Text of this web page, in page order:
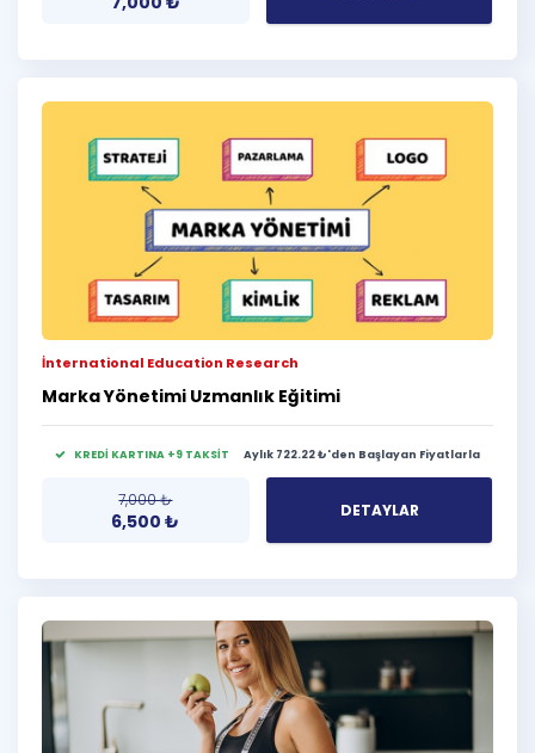
İnternational Education Research
Marka Yönetimi Uzmanlık Eğitimi
KREDİ KARTINA +9 TAKSİT Aylık 722.22 ₺'den Başlayan Fiyatlarla
7,000₺
6,500₺ DETAYLAR